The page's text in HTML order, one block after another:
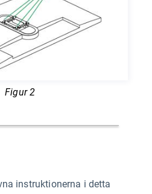
Figur 2
instruktionerna i detta